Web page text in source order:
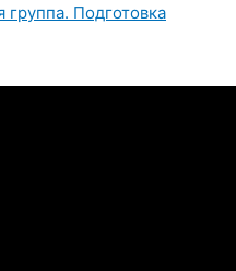
группа. Подготовка